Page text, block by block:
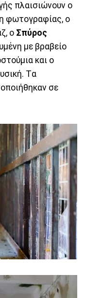
πλαισιώνουν ο
φωτογραφίας, ο
ο Σπύρος
με βραβείο
και ο
Tα
σε